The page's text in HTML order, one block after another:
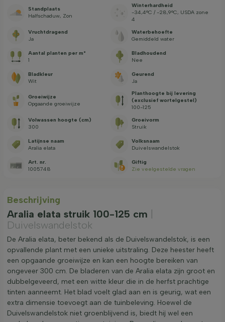
Standplaats
Halfschaduw, Zon
Winterhardheid
-34,4°C / -28,9°C, USDA zone
4
Vruchtdragend
Ja
Waterbehoefte
Gemiddeld water
Aantal planten per m²
1
Bladhoudend
Nee
Bladkleur
Wit
Geurend
Ja
Groeiwijze
Opgaande groeiwijze
Planthoogte bij levering
(exclusief wortelgestel)
100-125
Volwassen hoogte (cm)
300
Groeivorm
Struik
Latijnse naam
Aralia elata
Volksnaam
Duivelswandelstok
Art. nr.
1005748
Giftig
Zie veelgestelde vragen
Beschrijving
Aralia elata struik 100-125 cm
Duivelswandelstok
De Aralia elata, beter bekend als de Duivelswandelstok, is een
opvallende plant met een unieke uitstraling. Deze heester heeft
een opgaande groeiwijze en kan een hoogte bereiken van
ongeveer 300 cm. De bladeren van de Aralia elata zijn groot en
dubbelgeveerd, met een witte kleur die in de herfst prachtige
tinten aanneemt. Het blad voelt glad aan en is geurig, wat een
extra dimensie toevoegt aan de tuinbeleving. Hoewel de
Duivelswandelstok niet groenblijvend is, biedt hij wel een